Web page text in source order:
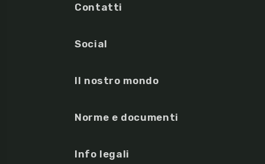
Contatti
Social
Il nostro mondo
Norme e documenti
Info legali